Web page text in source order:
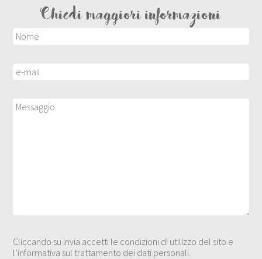
Chiedi maggiori informazioni
Cliccando su invia accetti le condizioni di utilizzo del sito e
l’informativa sul trattamento dei dati personali.